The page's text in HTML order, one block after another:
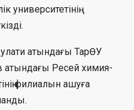
университетінің
атындағы ТарӨУ
Ресей химия-
филиалын ашуға